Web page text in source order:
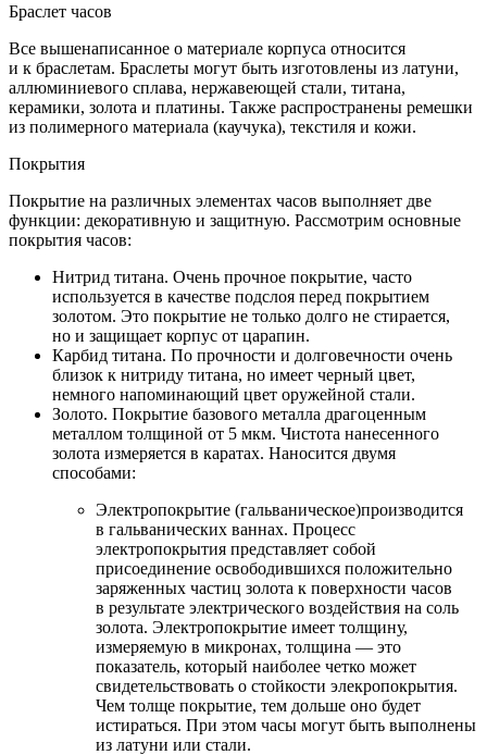
Браслет часов
Все вышенаписанное о материале корпуса относится
и к браслетам. Браслеты могут быть изготовлены из латуни,
аллюминиевого сплава, нержавеющей стали, титана,
керамики, золота и платины. Также распространены ремешки
из полимерного материала (каучука), текстиля и кожи.
Покрытия
Покрытие на различных элементах часов выполняет две
функции: декоративную и защитную. Рассмотрим основные
покрытия часов:
Нитрид титана. Очень прочное покрытие, часто
используется в качестве подслоя перед покрытием
золотом. Это покрытие не только долго не стирается,
но и защищает корпус от царапин.
Карбид титана. По прочности и долговечности очень
близок к нитриду титана, но имеет черный цвет,
немного напоминающий цвет оружейной стали.
Золото. Покрытие базового металла драгоценным
металлом толщиной от 5 мкм. Чистота нанесенного
золота измеряется в каратах. Наносится двумя
способами:
Электропокрытие (гальваническое)производится
в гальванических ваннах. Процесс
электропокрытия представляет собой
присоединение освободившихся положительно
заряженных частиц золота к поверхности часов
в результате электрического воздействия на соль
золота. Электропокрытие имеет толщину,
измеряемую в микронах, толщина — это
показатель, который наиболее четко может
свидетельствовать о стойкости элекропокрытия.
Чем толще покрытие, тем дольше оно будет
истираться. При этом часы могут быть выполнены
из латуни или стали.